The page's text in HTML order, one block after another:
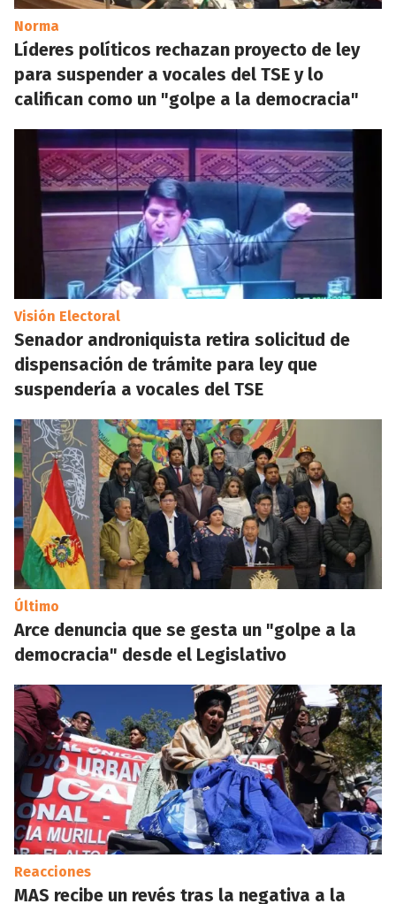
Norma
Líderes políticos rechazan proyecto de ley
para suspender a vocales del TSE y lo
califican como un "golpe a la democracia"
Visión Electoral
Senador androniquista retira solicitud de
dispensación de trámite para ley que
suspendería a vocales del TSE
Último
Arce denuncia que se gesta un "golpe a la
democracia" desde el Legislativo
Reacciones
MAS recibe un revés tras la negativa a la